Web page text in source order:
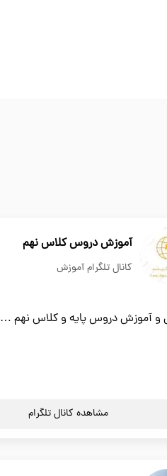
آموزش دروس کلاس نهم
کانال تلگرام آموزش
و آموزش دروس پایه و کلاس نهم …
مشاهده کانال تلگرام